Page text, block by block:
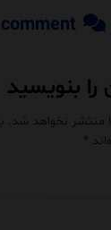
را بنویسید
منتشر نخواهد شد.
*